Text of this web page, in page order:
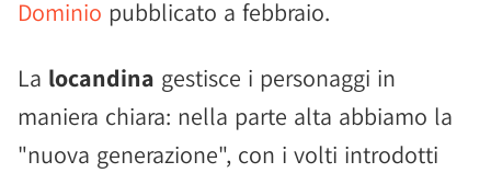
Dominio pubblicato a febbraio.
La locandina gestisce i personaggi in
maniera chiara: nella parte alta abbiamo la
"nuova generazione", con i volti introdotti